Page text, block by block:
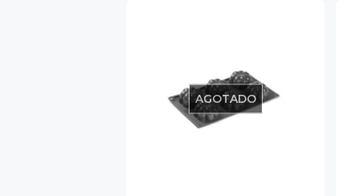
AGOTADO